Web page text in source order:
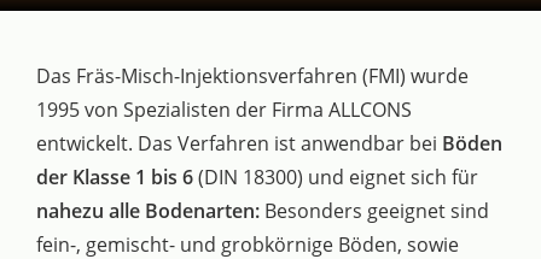
Das Fräs-Misch-Injektionsverfahren (FMI) wurde
1995 von Spezialisten der Firma ALLCONS
entwickelt. Das Verfahren ist anwendbar bei Böden
der Klasse 1 bis 6(DIN 18300) und eignet sich für
nahezu alle Bodenarten: Besonders geeignet sind
fein-, gemischt- und grobkörnige Böden, sowie